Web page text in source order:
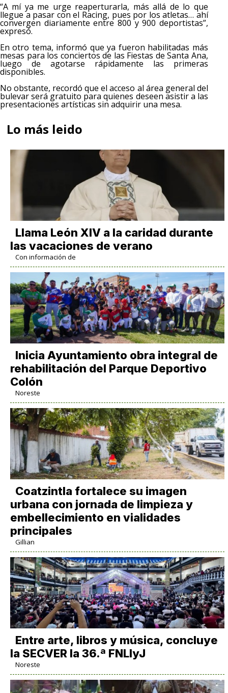
“A mí ya me urge reaperturarla, más allá de lo que
llegue a pasar con el Racing, pues por los atletas… ahí
convergen diariamente entre 800 y 900 deportistas”,
expresó.
En otro tema, informó que ya fueron habilitadas más
mesas para los conciertos de las Fiestas de Santa Ana,
luego de agotarse rápidamente las primeras
disponibles.
No obstante, recordó que el acceso al área general del
bulevar será gratuito para quienes deseen asistir a las
presentaciones artísticas sin adquirir una mesa.
Lo más leido
Llama León XIV a la caridad durante
las vacaciones de verano
Con información de
Inicia Ayuntamiento obra integral de
rehabilitación del Parque Deportivo
Colón
Noreste
Coatzintla fortalece su imagen
urbana con jornada de limpieza y
embellecimiento en vialidades
principales
Gillian
Entre arte, libros y música, concluye
la SECVER la 36.ª FNLIyJ
Noreste